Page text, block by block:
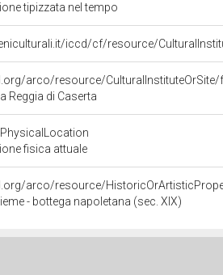
tipizzata nel tempo
iccd/cf/resource/
arco/resource/
Reggia di Caserta
fisica attuale
arco/resource/
- bottega napoletana (sec. XIX)